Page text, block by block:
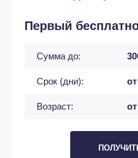
Первый
Сумма до:
Срок (дни):
Возраст: